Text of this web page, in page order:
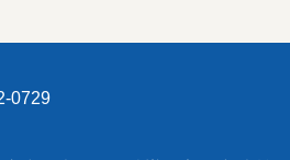
0729